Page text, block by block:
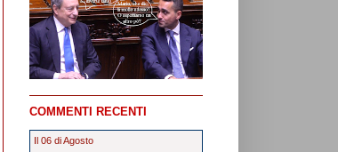
COMMENTI RECENTI
Il 06 di Agosto